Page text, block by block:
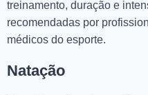
treinamento, duração e
recomendadas por
médicos do esporte.
Natação